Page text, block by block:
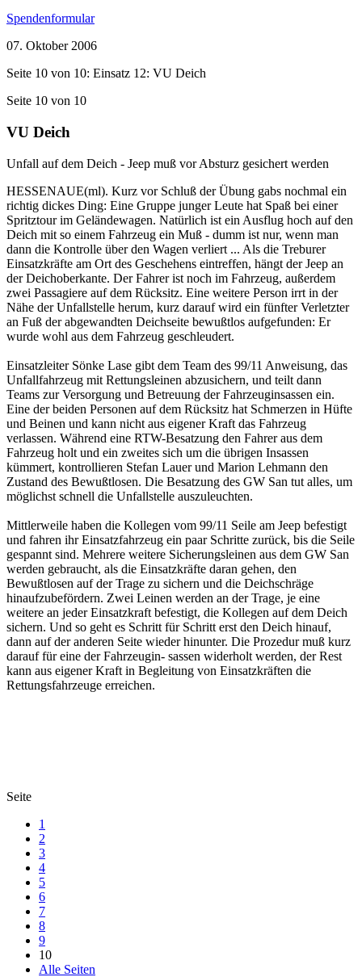
Spendenformular
07. Oktober 2006
Seite 10 von 10: Einsatz 12: VU Deich
Seite 10 von 10
VU Deich
Unfall auf dem Deich - Jeep muß vor Absturz gesichert werden
HESSENAUE(ml). Kurz vor Schluß der Übung gabs nochmal ein
richtig dickes Ding: Eine Gruppe junger Leute hat Spaß bei einer
Spritztour im Geländewagen. Natürlich ist ein Ausflug hoch auf den
Deich mit so einem Fahrzeug ein Muß - dumm ist nur, wenn man
dann die Kontrolle über den Wagen verliert ... Als die Treburer
Einsatzkräfte am Ort des Geschehens eintreffen, hängt der Jeep an
der Deichoberkante. Der Fahrer ist noch im Fahrzeug, außerdem
zwei Passagiere auf dem Rücksitz. Eine weitere Person irrt in der
Nähe der Unfallstelle herum, kurz darauf wird ein fünfter Verletzter
an Fuß der abgewandten Deichseite bewußtlos aufgefunden: Er
wurde wohl aus dem Fahrzeug geschleudert.
Einsatzleiter Sönke Lase gibt dem Team des 99/11 Anweisung, das
Unfallfahrzeug mit Rettungsleinen abzusichern, und teilt dann
Teams zur Versorgung und Betreuung der Fahrzeuginsassen ein.
Eine der beiden Personen auf dem Rücksitz hat Schmerzen in Hüfte
und Beinen und kann nicht aus eigener Kraft das Fahrzeug
verlassen. Während eine RTW-Besatzung den Fahrer aus dem
Fahrzeug holt und ein zweites sich um die übrigen Insassen
kümmert, kontrollieren Stefan Lauer und Marion Lehmann den
Zustand des Bewußtlosen. Die Besatzung des GW San tut alles, um
möglichst schnell die Unfallstelle auszuleuchten.
Mittlerweile haben die Kollegen vom 99/11 Seile am Jeep befestigt
und fahren ihr Einsatzfahrzeug ein paar Schritte zurück, bis die Seile
gespannt sind. Mehrere weitere Sicherungsleinen aus dem GW San
werden gebraucht, als die Einsatzkräfte daran gehen, den
Bewußtlosen auf der Trage zu sichern und die Deichschräge
hinaufzubefördern. Zwei Leinen werden an der Trage, je eine
weitere an jeder Einsatzkraft befestigt, die Kollegen auf dem Deich
sichern. Und so geht es Schritt für Schritt erst den Deich hinauf,
dann auf der anderen Seite wieder hinunter. Die Prozedur muß kurz
darauf für eine der Fahrzeugin- sassen widerholt werden, der Rest
kann aus eigener Kraft in Begleitung von Einsatzkräften die
Rettungsfahrzeuge erreichen.
Seite
1
2
3
4
5
6
7
8
9
10
Alle Seiten